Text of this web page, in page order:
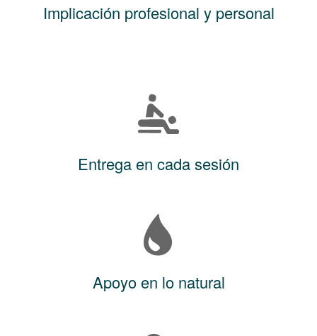
Implicación profesional y personal
Entrega en cada sesión
Apoyo en lo natural